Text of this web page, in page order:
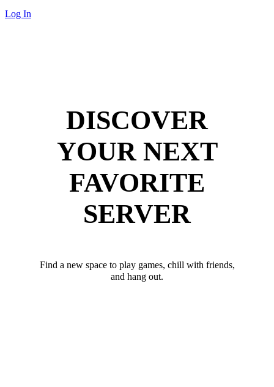
Log In
DISCOVER
YOUR NEXT
FAVORITE
SERVER
Find a new space to play games, chill with friends,
and hang out.